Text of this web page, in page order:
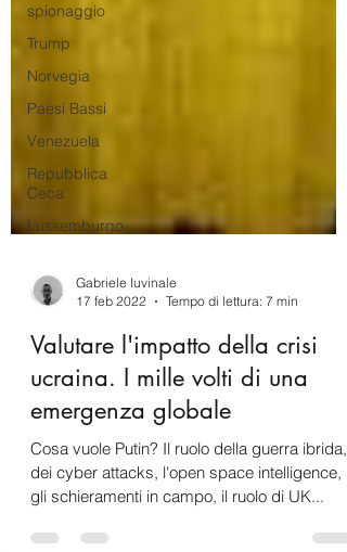
spionaggio
Trump
Norvegia
Paesi Bassi
Venezuela
Repubblica
Ceca
Lussemburgo
Gabriele Iuvinale
Valutare l'impatto della crisi
ucraina. I mille volti di una
emergenza globale
Cosa vuole Putin? Il ruolo della guerra ibrida,
dei cyber attacks, l'open space intelligence,